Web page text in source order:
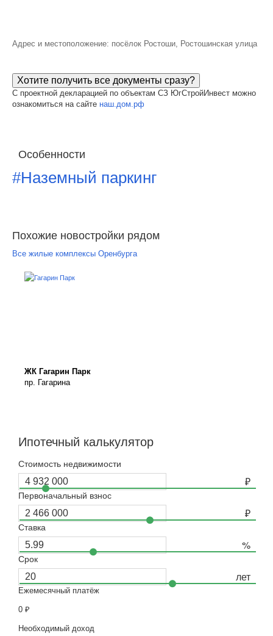
Адрес и местоположение: посёлок Ростоши, Ростошинская улица
Хотите получить все документы сразу?
С проектной декларацией по объектам СЗ ЮгСтройИнвест можно
ознакомиться на сайте наш.дом.рф
Особенности
#Наземный паркинг
Похожие новостройки рядом
Все жилые комплексы Оренбурга
ЖК Гагарин Парк
пр. Гагарина
Ипотечный калькулятор
Стоимость недвижимости
Первоначальный взнос
Ставка
Срок
Ежемесячный платёж
0 ₽
Необходимый доход